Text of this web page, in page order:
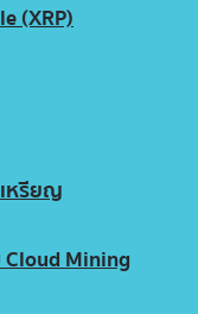
(XRP)
หรียญ
Mining